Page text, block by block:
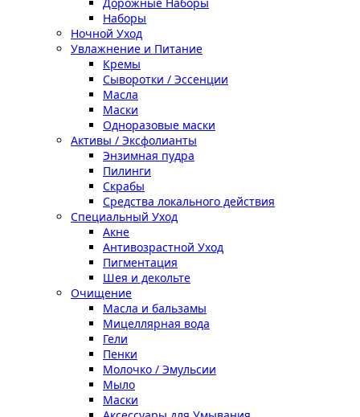
Наборы
Ночной Уход
Увлажнение и Питание
Кремы
Сыворотки / Эссенции
Масла
Маски
Одноразовые маски
Активы / Эксфолианты
Энзимная пудра
Пилинги
Скрабы
Средства локального действия
Специальный Уход
Акне
Антивозрастной Уход
Пигментация
Шея и декольте
Очищение
Масла и бальзамы
Мицеллярная вода
Гели
Пенки
Молочко / Эмульсии
Мыло
Маски